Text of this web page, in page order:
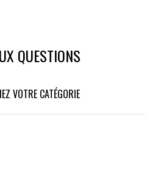
QUESTIONS
VOTRE CATÉGORIE